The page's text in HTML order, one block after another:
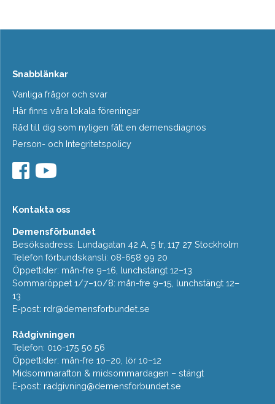
Snabblänkar
Vanliga frågor och svar
Här finns våra lokala föreningar
Råd till dig som nyligen fått en demensdiagnos
Person- och Integritetspolicy
Kontakta oss
Demensförbundet
Besöksadress: Lundagatan 42 A, 5 tr, 117 27 Stockholm
Telefon förbundskansli: 08-658 99 20
Öppettider: mån-fre 9–16, lunchstängt 12–13
Sommaröppet 1/7–10/8: mån-fre 9–15, lunchstängt 12–
13
E-post: rdr@demensforbundet.se
Rådgivningen
Telefon: 010-175 50 56
Öppettider: mån-fre 10–20, lör 10–12
Midsommarafton & midsommardagen – stängt
E-post: radgivning@demensforbundet.se